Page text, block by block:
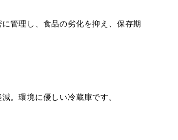
管理し、食品の劣化を抑え、保存期
。環境に優しい冷蔵庫です。